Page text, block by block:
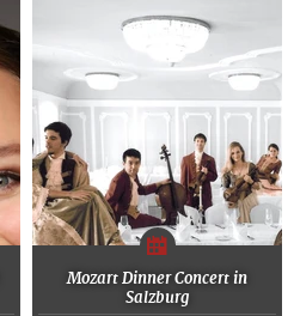
Mozart Dinner Concert in
Salzburg